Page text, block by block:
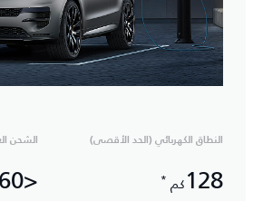
النطاق الكهربائي (الحد الأقصى)
128كم *
الشحن
<60